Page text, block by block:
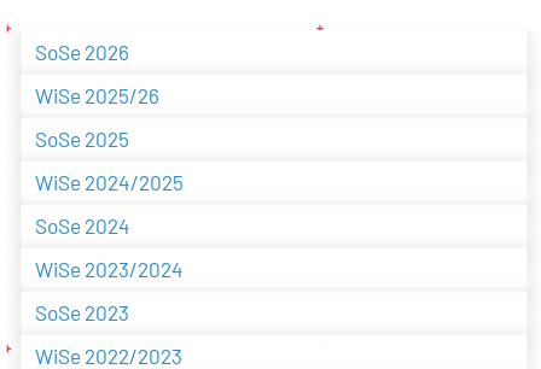
SoSe 2026
WiSe 2025/26
SoSe 2025
WiSe 2024/2025
SoSe 2024
WiSe 2023/2024
SoSe 2023
WiSe 2022/2023